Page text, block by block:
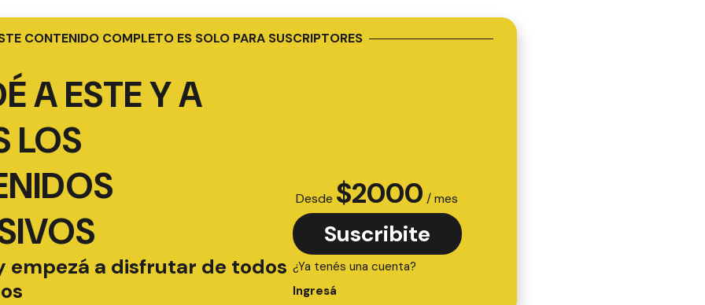
CONTENIDO COMPLETO ES SOLO PARA SUSCRIPTORES
A ESTE Y A
LOS
empezá a disfrutar de todos
Desde $2000 / mes
Suscribite
¿Ya tenés una cuenta?
Ingresá